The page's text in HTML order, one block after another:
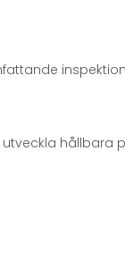
hållbara